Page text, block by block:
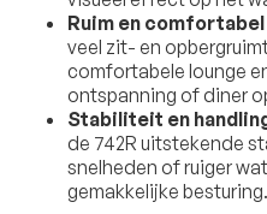
Ruim en
veel zit- en
comfortabele lounge
ontspanning of diner
Stabiliteit en
de 742R uitstekende
snelheden of ruiger
gemakkelijke besturing.